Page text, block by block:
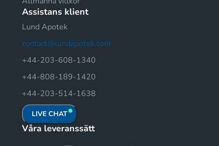
Assistans klient
Lund Apotek
contact@lundapotek.com
+44-203-608-1340
+44-808-189-1420
+44-203-514-1638
LIVE CHAT
Våra leveranssätt